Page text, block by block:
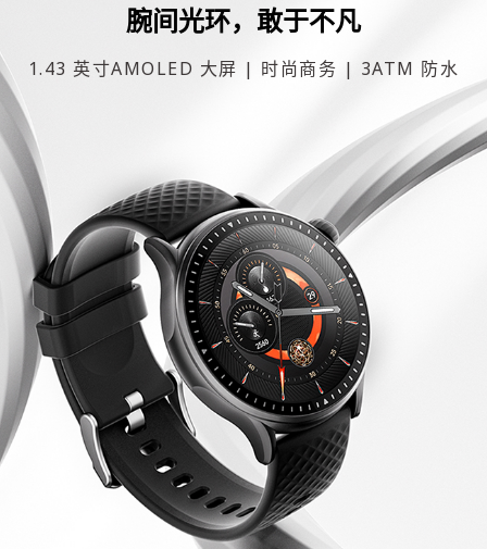
腕间光环，敢于不凡
1.43 英寸AMOLED 大屏 | 时尚商务 | 3ATM 防水